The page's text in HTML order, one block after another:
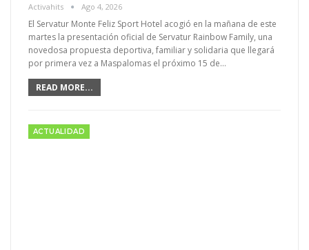
Activahits Ago 4, 2026
El Servatur Monte Feliz Sport Hotel acogió en la mañana de este
martes la presentación oficial de Servatur Rainbow Family, una
novedosa propuesta deportiva, familiar y solidaria que llegará
por primera vez a Maspalomas el próximo 15 de…
READ MORE...
ACTUALIDAD